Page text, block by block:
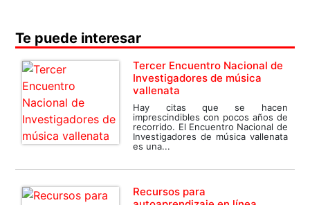
Te puede interesar
Tercer Encuentro Nacional de
Investigadores de música
vallenata
Hay citas que se hacen
imprescindibles con pocos años de
recorrido. El Encuentro Nacional de
Investigadores de música vallenata
es una...
Recursos para